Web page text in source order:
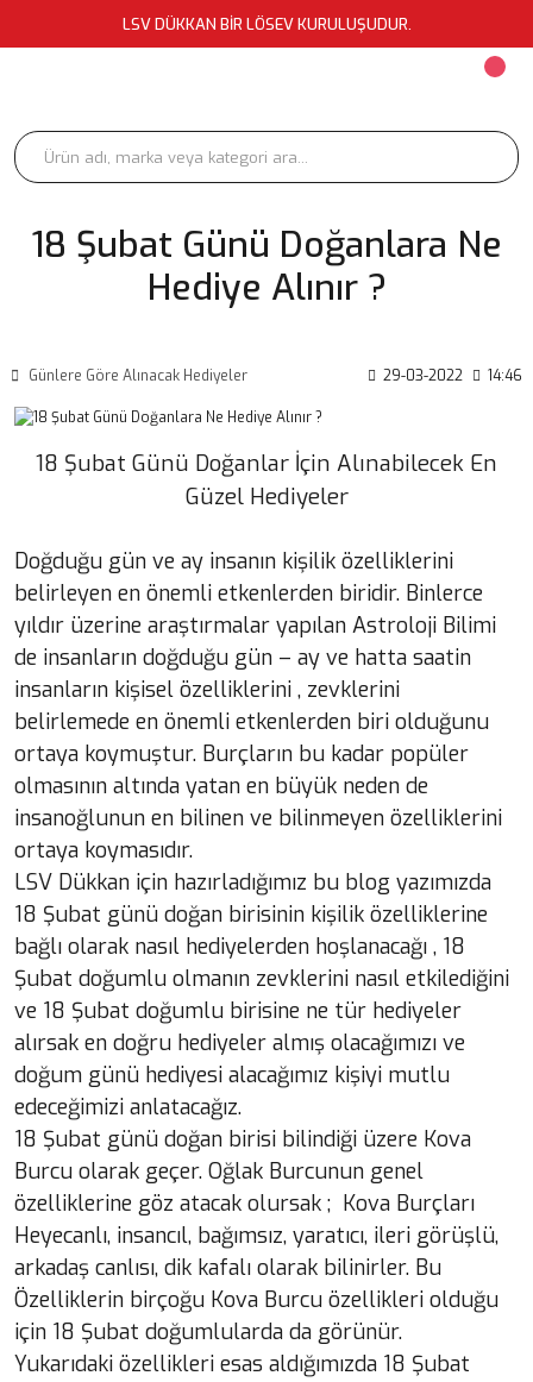
LSV DÜKKAN BİR LÖSEV KURULUŞUDUR.
18 Şubat Günü Doğanlara Ne
Hediye Alınır ?
Günlere Göre Alınacak Hediyeler 29-03-2022 14:46
18 Şubat Günü Doğanlar İçin Alınabilecek En
Güzel Hediyeler
Doğduğu gün ve ay insanın kişilik özelliklerini
belirleyen en önemli etkenlerden biridir. Binlerce
yıldır üzerine araştırmalar yapılan Astroloji Bilimi
de insanların doğduğu gün – ay ve hatta saatin
insanların kişisel özelliklerini , zevklerini
belirlemede en önemli etkenlerden biri olduğunu
ortaya koymuştur. Burçların bu kadar popüler
olmasının altında yatan en büyük neden de
insanoğlunun en bilinen ve bilinmeyen özelliklerini
ortaya koymasıdır.
LSV Dükkan için hazırladığımız bu blog yazımızda
18 Şubat günü doğan birisinin kişilik özelliklerine
bağlı olarak nasıl hediyelerden hoşlanacağı , 18
Şubat doğumlu olmanın zevklerini nasıl etkilediğini
ve 18 Şubat doğumlu birisine ne tür hediyeler
alırsak en doğru hediyeler almış olacağımızı ve
doğum günü hediyesi alacağımız kişiyi mutlu
edeceğimizi anlatacağız.
18 Şubat günü doğan birisi bilindiği üzere Kova
Burcu olarak geçer. Oğlak Burcunun genel
özelliklerine göz atacak olursak ; Kova Burçları
Heyecanlı, insancıl, bağımsız, yaratıcı, ileri görüşlü,
arkadaş canlısı, dik kafalı olarak bilinirler. Bu
Özelliklerin birçoğu Kova Burcu özellikleri olduğu
için 18 Şubat doğumlularda da görünür.
Yukarıdaki özellikleri esas aldığımızda 18 Şubat